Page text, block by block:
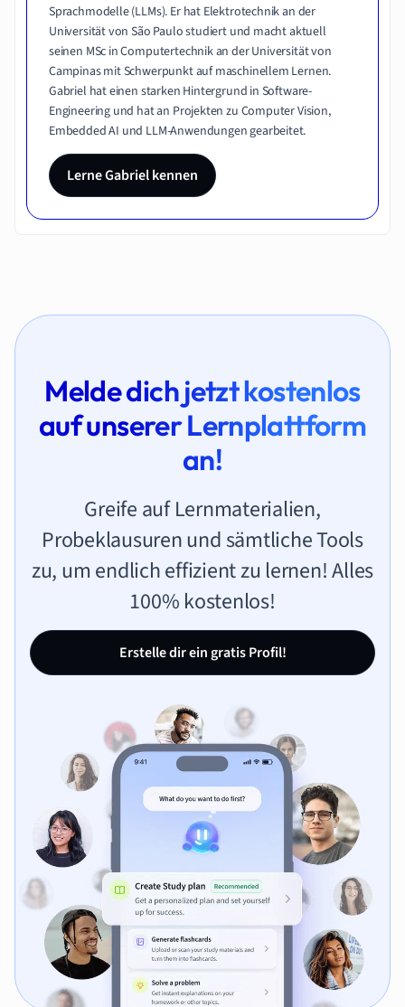
Sprachmodelle (LLMs). Er hat Elektrotechnik an der
Universität von São Paulo studiert und macht aktuell
seinen MSc in Computertechnik an der Universität von
Campinas mit Schwerpunkt auf maschinellem Lernen.
Gabriel hat einen starken Hintergrund in Software-
Engineering und hat an Projekten zu Computer Vision,
Embedded AI und LLM-Anwendungen gearbeitet.
Lerne Gabriel kennen
Melde dich jetzt kostenlos
auf unserer Lernplattform
an!
Greife auf Lernmaterialien,
Probeklausuren und sämtliche Tools
zu, um endlich effizient zu lernen! Alles
100% kostenlos!
Erstelle dir ein gratis Profil!